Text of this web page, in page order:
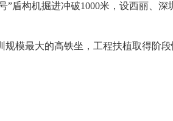
盾构机掘进冲破1000米，设西丽、深
模最大的高铁坐，工程扶植取得阶段